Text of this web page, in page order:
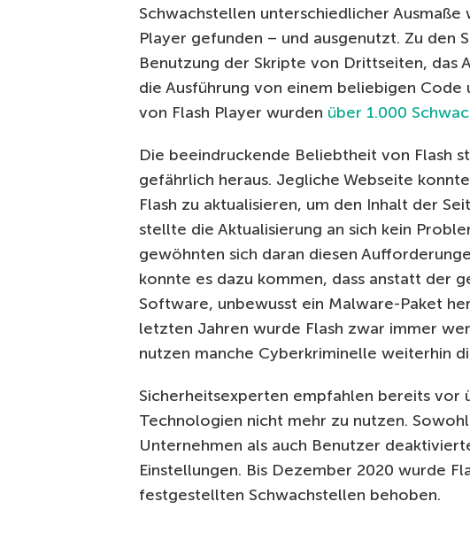
Schwachstellen unterschiedlicher
Player gefunden – und ausgenutzt. Zu den
Benutzung der Skripte von Drittseiten, das
die Ausführung von einem beliebigen Code
von Flash Player wurden über 1.000
Die beeindruckende Beliebtheit von Flash
gefährlich heraus. Jegliche Webseite
Flash zu aktualisieren, um den Inhalt der
stellte die Aktualisierung an sich kein
gewöhnten sich daran diesen
konnte es dazu kommen, dass anstatt der
Software, unbewusst ein Malware-Paket
letzten Jahren wurde Flash zwar immer
nutzen manche Cyberkriminelle weiterhin
Sicherheitsexperten empfahlen bereits vor
Technologien nicht mehr zu nutzen.
Unternehmen als auch Benutzer
Einstellungen. Bis Dezember 2020 wurde
festgestellten Schwachstellen behoben.